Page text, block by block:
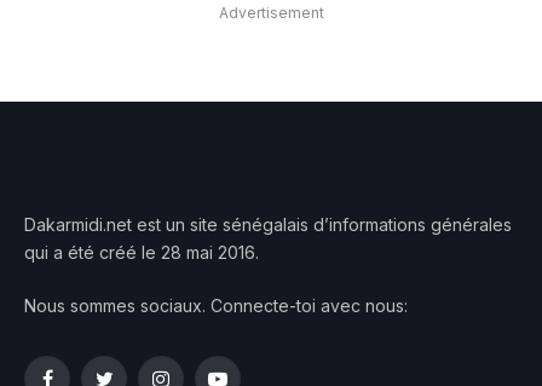
Advertisement
Dakarmidi.net est un site sénégalais d’informations générales
qui a été créé le 28 mai 2016.
Nous sommes sociaux. Connecte-toi avec nous: